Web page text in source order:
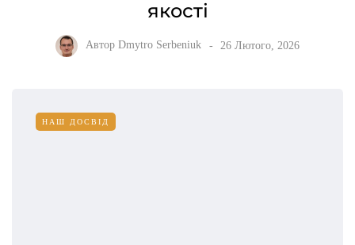
якості
Автор Dmytro Serbeniuk 26 Лютого, 2026
НАШ ДОСВІД